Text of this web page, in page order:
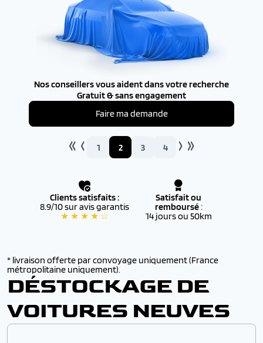
Nos conseillers vous aident dans votre recherche
Gratuit & sans engagement
Faire ma demande
1 2 3 4
Clients satisfaits :
8.9/10 sur avis garantis
★ ★ ★ ★ ☆
Satisfait ou
remboursé:
14 jours ou 50km
* livraison offerte par convoyage uniquement (France
métropolitaine uniquement).
DÉSTOCKAGE DE
VOITURES NEUVES